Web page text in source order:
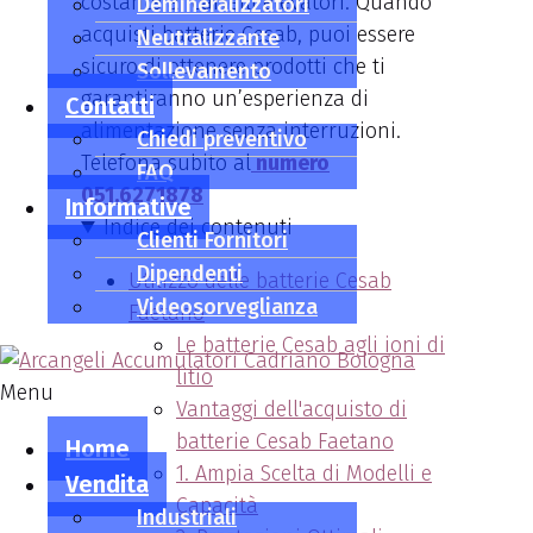
Neutralizzante
Sollevamento
Contatti
Chiedi preventivo
FAQ
Informative
Clienti Fornitori
Dipendenti
Videosorveglianza
Menu
Home
Vendita
Industriali
acquisti batterie Cesab, puoi essere
sicuro di ottenere prodotti che ti
garantiranno un’esperienza di
alimentazione senza interruzioni.
Telefona subito alnumero
051.6271878
Indice dei contenuti
Utilizzo delle batterie Cesab
Faetano
Le batterie Cesab agli ioni di
litio
Vantaggi dell'acquisto di
batterie Cesab Faetano
1. Ampia Scelta di Modelli e
Capacità